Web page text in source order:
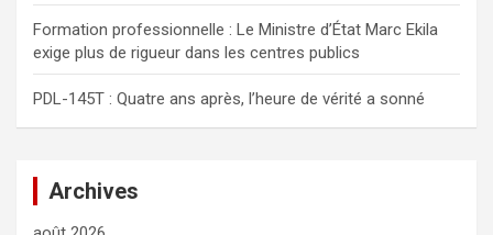
Formation professionnelle : Le Ministre d’État Marc Ekila
exige plus de rigueur dans les centres publics
PDL-145T : Quatre ans après, l’heure de vérité a sonné
Archives